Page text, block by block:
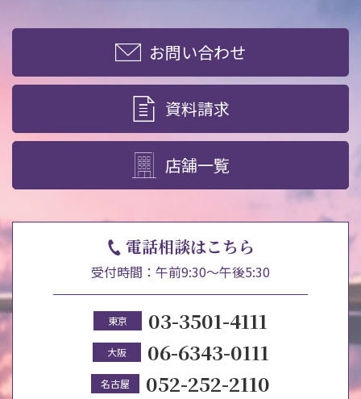
お問い合わせ
資料請求
店舗一覧
電話相談はこちら
受付時間：午前9:30～午後5:30
東京 03-3501-4111
大阪 06-6343-0111
名古屋 052-252-2110